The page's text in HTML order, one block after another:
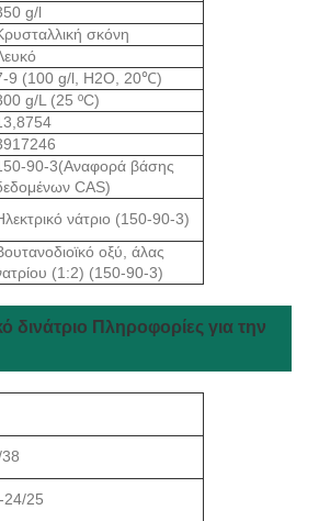
g/l
σκόνη
9 (100 g/l, H2O, 20℃)
g/L (25 ºC)
90-3(Αναφορά βάσης
CAS)
νάτριο (150-90-3)
οξύ, άλας
(1:2) (150-90-3)
δινάτριο Πληροφορίες για την
24/25